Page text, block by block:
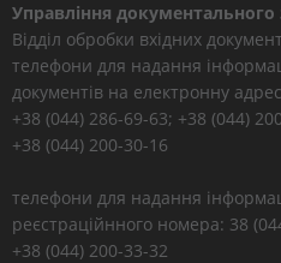
Управління
Відділ обробки вхідних
телефони для надання
документів на електронну
+38 (044) 286-69-63; +38 (044)
+38 (044) 200-30-16
телефони для надання
реєстраційнного номера: 38
+38 (044) 200-33-32